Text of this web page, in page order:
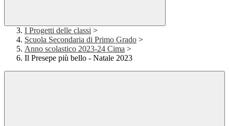
I Progetti delle classi >
Scuola Secondaria di Primo Grado >
Anno scolastico 2023-24 Cima >
Il Presepe più bello - Natale 2023